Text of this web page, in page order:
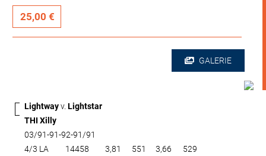
25,00 €
GALERIE
Lightwayv. Lightstar
THI Xilly
03/91-91-92-91/91
4/3 LA
14458 3,81 551 3,66
529